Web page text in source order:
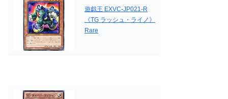
遊戯王 EXVC-JP021-R
《TG ラッシュ・ライノ》
Rare